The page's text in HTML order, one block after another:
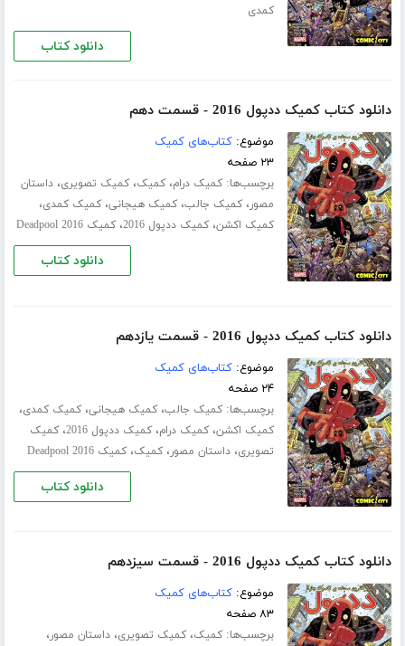
کمدی
دانلود کتاب
دانلود کتاب کمیک ددپول 2016 - قسمت دهم
موضوع:کتاب‌های کمیک
۲۳ صفحه
برچسب‌ها:کمیک درام،کمیک،کمیک تصویری،داستان
مصور،کمیک جالب،کمیک هیجانی،کمیک کمدی،
کمیک اکشن،کمیک ددپول 2016 ،کمیک Deadpool 2016
دانلود کتاب
دانلود کتاب کمیک ددپول 2016 - قسمت یازدهم
موضوع:کتاب‌های کمیک
۲۴ صفحه
برچسب‌ها:کمیک جالب،کمیک هیجانی،کمیک کمدی،
کمیک اکشن،کمیک درام،کمیک ددپول 2016 ،کمیک
تصویری،داستان مصور،کمیک،کمیک Deadpool 2016
دانلود کتاب
دانلود کتاب کمیک ددپول 2016 - قسمت سیزدهم
موضوع:کتاب‌های کمیک
۸۳ صفحه
برچسب‌ها:کمیک،کمیک تصویری،داستان مصور،